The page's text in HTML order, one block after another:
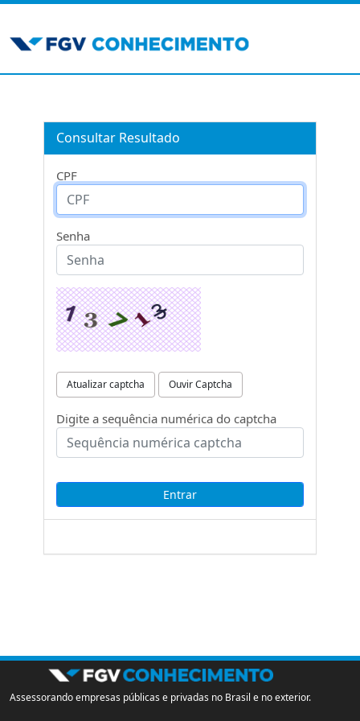
Consultar Resultado
CPF
Senha
Atualizar captcha Ouvir Captcha
Digite a sequência numérica do captcha
Assessorando empresas públicas e privadas no Brasil e no exterior.